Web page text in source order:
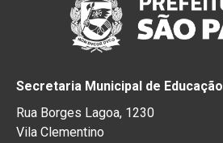
Secretaria Municipal de Educação
Rua Borges Lagoa, 1230
Vila Clementino